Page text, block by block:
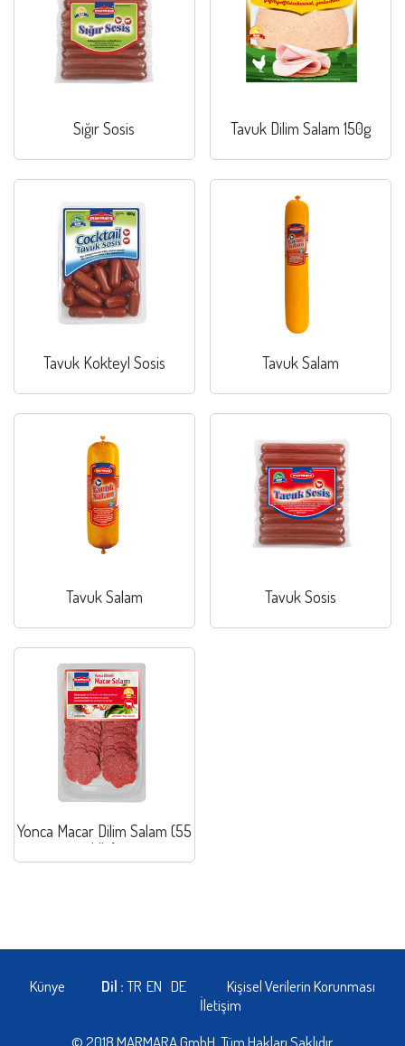
Sığır Sosis Tavuk Dilim Salam 150g
Tavuk Kokteyl Sosis Tavuk Salam
Tavuk Salam Tavuk Sosis
Yonca Macar Dilim Salam (55
klb.)
Künye Dil :TR EN DE
Kişisel Verilerin Korunması
İletişim
© 2018 MARMARA GmbH. Tüm Hakları Saklıdır.